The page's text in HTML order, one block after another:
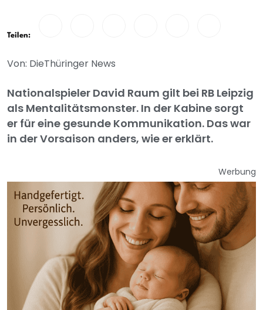
Teilen:
Von: DieThüringer News
Nationalspieler David Raum gilt bei RB Leipzig
als Mentalitätsmonster. In der Kabine sorgt
er für eine gesunde Kommunikation. Das war
in der Vorsaison anders, wie er erklärt.
Werbung